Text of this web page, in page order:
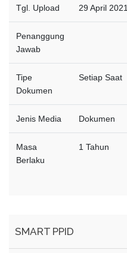
Tgl. Upload 29 April 2021
Penanggung
Jawab
Tipe
Dokumen
Setiap Saat
Jenis Media Dokumen
Masa
Berlaku
1 Tahun
SMART PPID